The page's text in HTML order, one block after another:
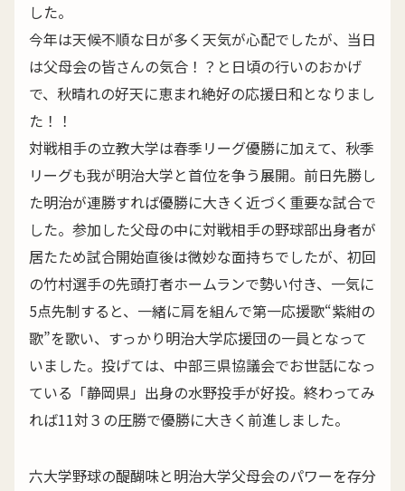
した。
今年は天候不順な日が多く天気が心配でしたが、当日
は父母会の皆さんの気合！？と日頃の行いのおかげ
で、秋晴れの好天に恵まれ絶好の応援日和となりまし
た！！
対戦相手の立教大学は春季リーグ優勝に加えて、秋季
リーグも我が明治大学と首位を争う展開。前日先勝し
た明治が連勝すれば優勝に大きく近づく重要な試合で
した。参加した父母の中に対戦相手の野球部出身者が
居たため試合開始直後は微妙な面持ちでしたが、初回
の竹村選手の先頭打者ホームランで勢い付き、一気に
5点先制すると、一緒に肩を組んで第一応援歌“紫紺の
歌”を歌い、すっかり明治大学応援団の一員となって
いました。投げては、中部三県協議会でお世話になっ
ている「静岡県」出身の水野投手が好投。終わってみ
れば11対３の圧勝で優勝に大きく前進しました。
六大学野球の醍醐味と明治大学父母会のパワーを存分